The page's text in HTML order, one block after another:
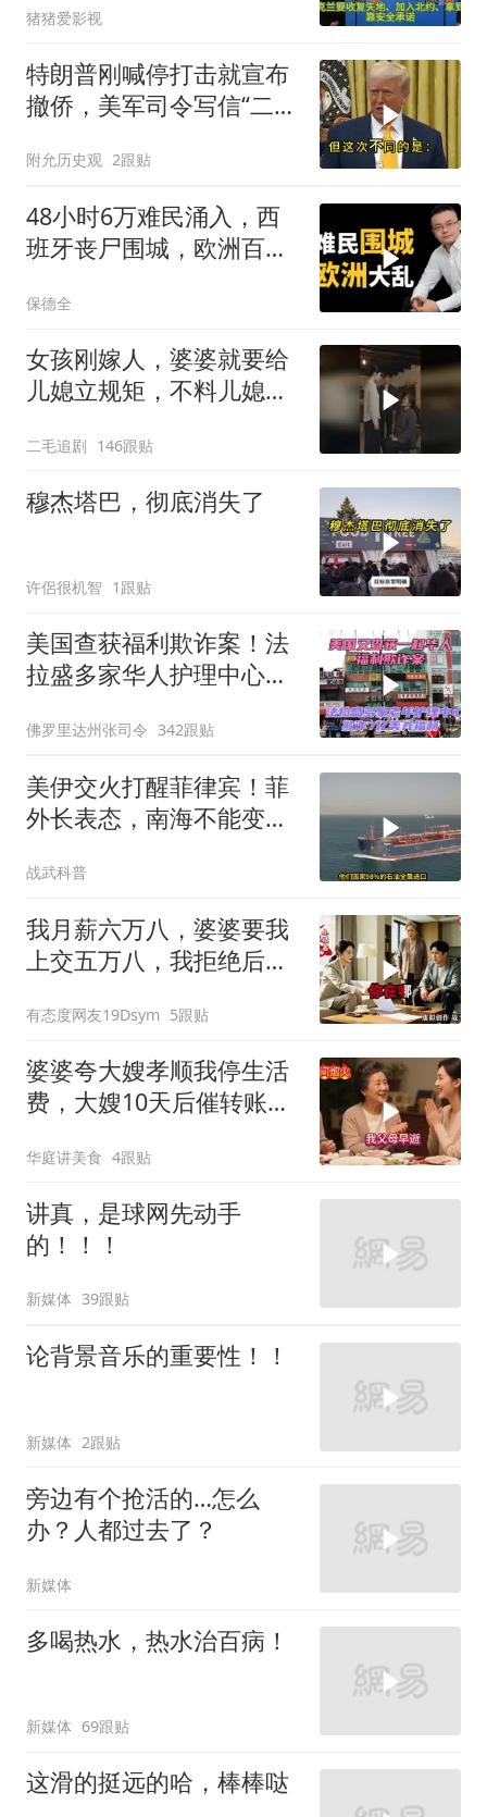
猪猪爱影视
特朗普刚喊停打击就宣布
撤侨，美军司令写信“二选
吗？
附允历史观 2跟贴
48小时6万难民涌入，西
班牙丧尸围城，欧洲百年
保德全
女孩刚嫁人，婆婆就要给
儿媳立规矩，不料儿媳不
二毛追剧 146跟贴
穆杰塔巴，彻底消失了
许侶很机智 1跟贴
美国查获福利欺诈案！法
拉盛多家华人护理中心欺
佛罗里达州张司令 342跟贴
美伊交火打醒菲律宾！菲
外长表态，南海不能变成
战武科普
我月薪六万八，婆婆要我
上交五万八，我拒绝后她
离婚
有态度网友19Dsym 5跟贴
婆婆夸大嫂孝顺我停生活
费，大嫂10天后催转账，
华庭讲美食 4跟贴
讲真，是球网先动手
的！！！
新媒体 39跟贴
论背景音乐的重要性！！
新媒体 2跟贴
旁边有个抢活的…怎么
办？人都过去了？
新媒体
多喝热水，热水治百病！
新媒体 69跟贴
这滑的挺远的哈，棒棒哒